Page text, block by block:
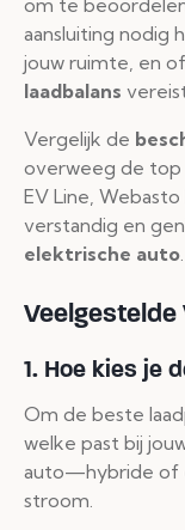
om te
aansluiting nodig
jouw ruimte, en of
laadbalans
Vergelijk de
overweeg de top
EV Line, Webasto
verstandig en
elektrische auto.
Veelgestelde
1. Hoe kies je
Om de beste
welke past bij
auto—hybride of
stroom.